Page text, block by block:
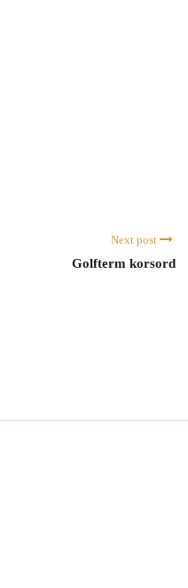
Next post
Golfterm korsord